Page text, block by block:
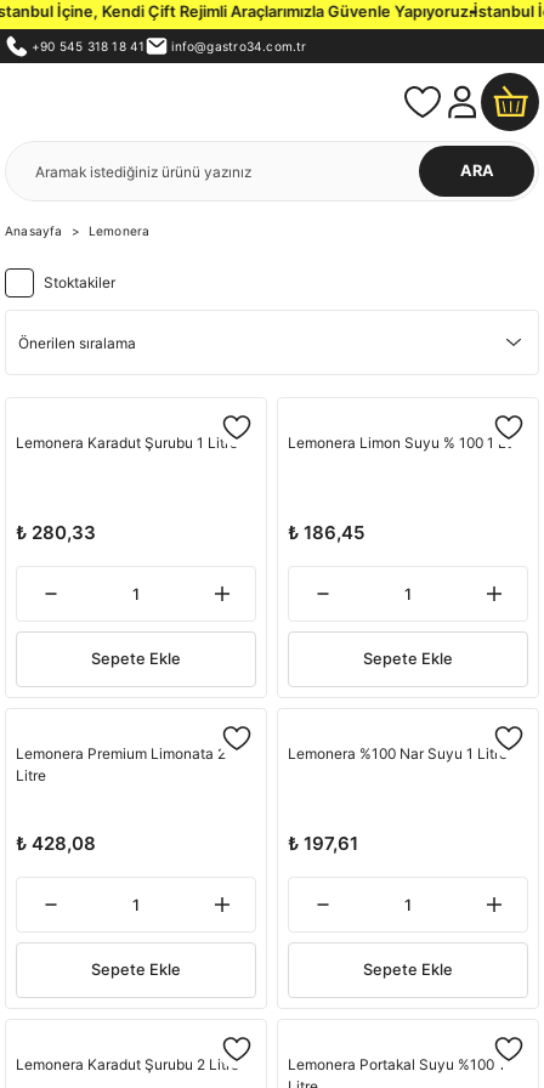
İçine, Kendi Çift Rejimli Araçlarımızla Güvenle Yapıyoruz.İstanbul İçi
+90 545 318 18 41 info@gastro34.com.tr
ARA
Anasayfa Lemonera
Stoktakiler
Lemonera Karadut Şurubu 1 Litre
₺ 280,33
Sepete Ekle
Lemonera Limon Suyu % 100 1 Lt
₺ 186,45
Sepete Ekle
Lemonera Premium Limonata 2
Litre
₺ 428,08
Sepete Ekle
Lemonera %100 Nar Suyu 1 Litre
₺ 197,61
Sepete Ekle
Lemonera Karadut Şurubu 2 Litre
Lemonera Portakal Suyu %100 1